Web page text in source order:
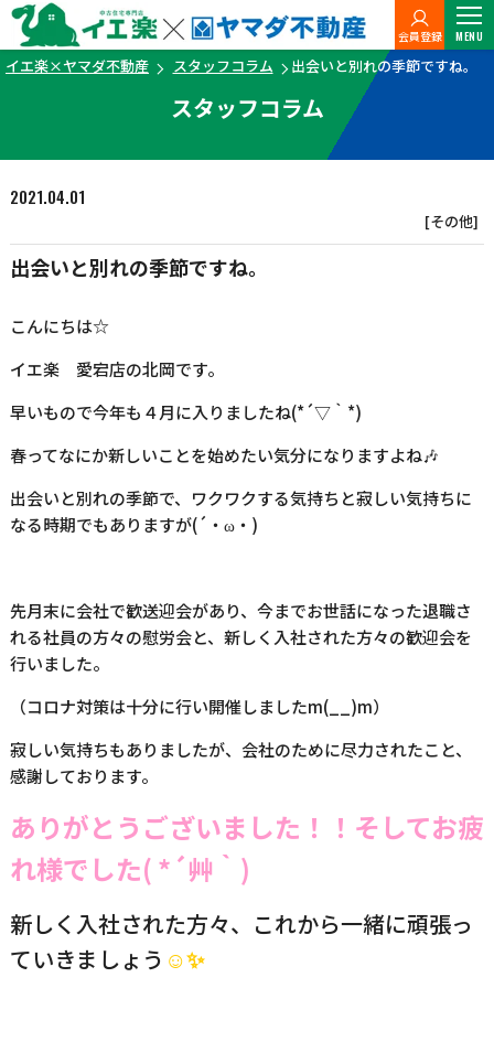
会員登録 MENU
イエ楽×ヤマダ不動産 スタッフコラム 出会いと別れの季節ですね。
スタッフコラム
2021.04.01
[その他]
出会いと別れの季節ですね。
こんにちは☆
イエ楽 愛宕店の北岡です。
早いもので今年も４月に入りましたね(*´▽｀*)
春ってなにか新しいことを始めたい気分になりますよね🎶
出会いと別れの季節で、ワクワクする気持ちと寂しい気持ちに
なる時期でもありますが(´・ω・)
先月末に会社で歓送迎会があり、今までお世話になった退職さ
れる社員の方々の慰労会と、新しく入社された方々の歓迎会を
行いました。
（コロナ対策は十分に行い開催しましたm(__)m）
寂しい気持ちもありましたが、会社のために尽力されたこと、
感謝しております。
ありがとうございました！！そしてお疲
れ様でした( *´艸｀)
新しく入社された方々、これから一緒に頑張っ
ていきましょう ☺✨